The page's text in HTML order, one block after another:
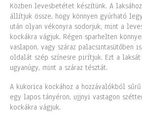
Közben levesbetétet készítünk. A
állítjuk össze, hogy könnyen gyúrható
után olyan vékonyra sodorjuk, mint a
kockákra vágjuk. Régen sparhelten
vaslapon, vagy száraz palacsintasütőben
oldalát szép színesre pirítjuk. Ezt a
ugyanúgy, mint a száraz tésztát.
A kukorica kockához a hozzávalókból
egy lapos tányéron, ujjnyi vastagon
kockákra vágjuk.